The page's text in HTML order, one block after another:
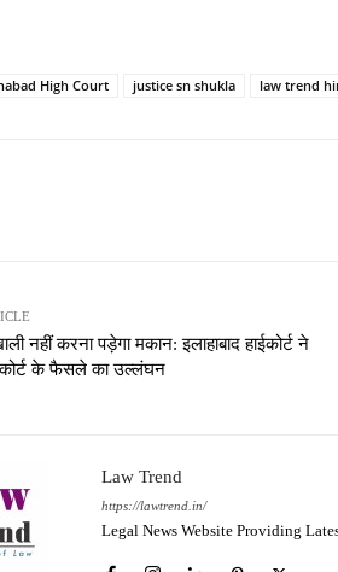
High Court justice sn shukla law trend
नहीं करना पड़ेगा मकान: इलाहाबाद हाईकोर्ट ने
कोर्ट के फैसले का उल्लंघन
Law Trend
https://lawtrend.in/
Legal News Website Providing